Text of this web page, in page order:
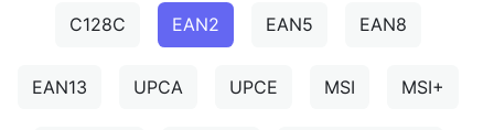
C128C EAN2 EAN5 EAN8
EAN13 UPCA UPCE MSI MSI+